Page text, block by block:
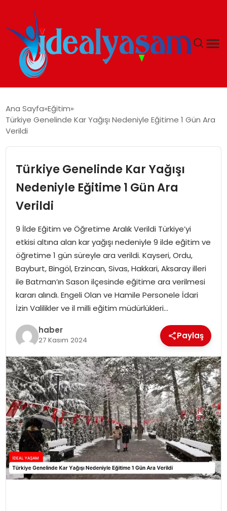
GÜNDEM
İDEAL YAŞAM
İDEAL SPOR
YAŞAM
MAGAZIN
SAĞLIK
SOSYAL HABER
Ana Sayfa Eğitim
Türkiye Genelinde Kar Yağışı Nedeniyle Eğitime 1 Gün Ara
Verildi
Türkiye Genelinde Kar Yağışı
Nedeniyle Eğitime 1 Gün Ara
Verildi
9 İlde Eğitim ve Öğretime Aralık Verildi Türkiye’yi
etkisi altına alan kar yağışı nedeniyle 9 ilde eğitim ve
öğretime 1 gün süreyle ara verildi. Kayseri, Ordu,
Bayburt, Bingöl, Erzincan, Sivas, Hakkari, Aksaray illeri
ile Batman’ın Sason ilçesinde eğitime ara verilmesi
kararı alındı. Engeli Olan ve Hamile Personele İdari
İzin Valilikler ve il milli eğitim müdürlükleri…
haber
27 Kasım 2024 Paylaş